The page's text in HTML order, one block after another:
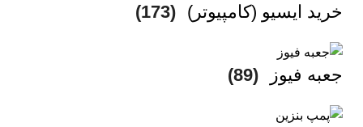
خرید ایسیو (کامپیوتر) (173)
جعبه فیوز (89)